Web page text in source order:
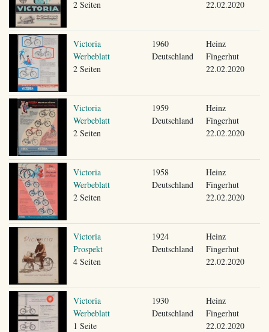
2 Seiten
22.02.2020
Victoria
Werbeblatt
2 Seiten
1960
Deutschland
Heinz
Fingerhut
22.02.2020
Victoria
Werbeblatt
2 Seiten
1959
Deutschland
Heinz
Fingerhut
22.02.2020
Victoria
Werbeblatt
2 Seiten
1958
Deutschland
Heinz
Fingerhut
22.02.2020
Victoria
Prospekt
4 Seiten
1924
Deutschland
Heinz
Fingerhut
22.02.2020
Victoria
Werbeblatt
1 Seite
1930
Deutschland
Heinz
Fingerhut
22.02.2020